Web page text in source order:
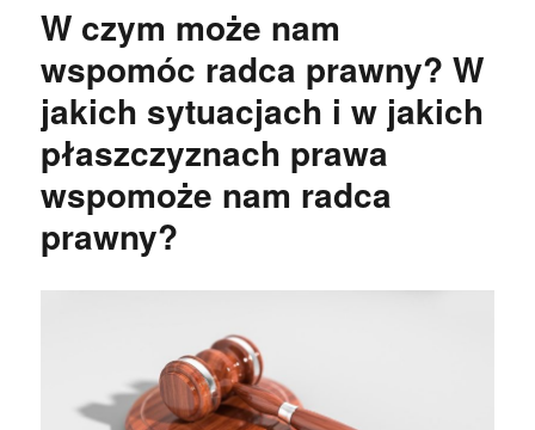
W czym może nam
wspomóc radca prawny? W
jakich sytuacjach i w jakich
płaszczyznach prawa
wspomoże nam radca
prawny?